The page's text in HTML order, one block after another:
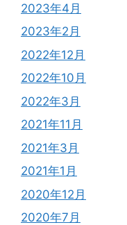
2023年4月
2023年2月
2022年12月
2022年10月
2022年3月
2021年11月
2021年3月
2021年1月
2020年12月
2020年7月